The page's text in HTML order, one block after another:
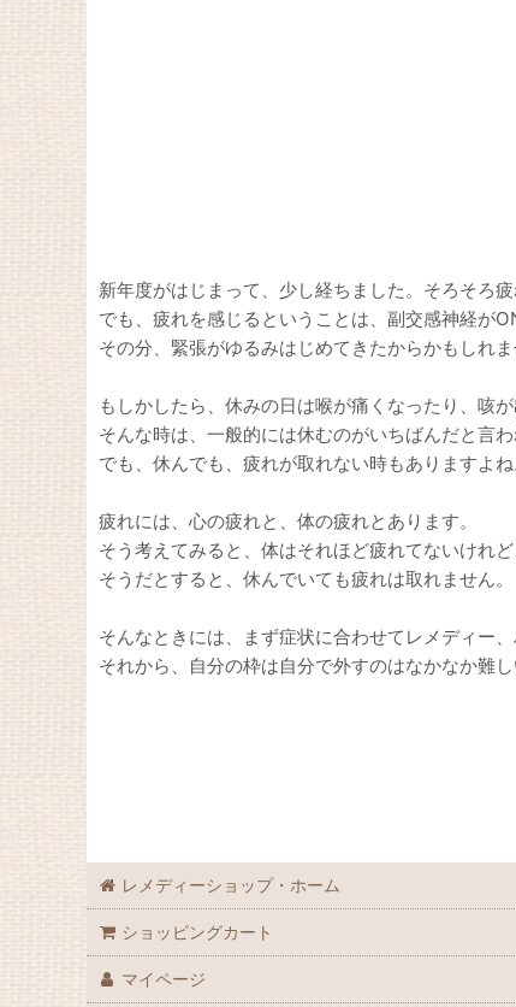
新年度がはじまって、少し経ちました。そろそろ
でも、疲れを感じるということは、副交感神経が
その分、緊張がゆるみはじめてきたからかもしれま
もしかしたら、休みの日は喉が痛くなったり、咳
そんな時は、一般的には休むのがいちばんだと言わ
でも、休んでも、疲れが取れない時もありますよね
疲れには、心の疲れと、体の疲れとあります。
そう考えてみると、体はそれほど疲れてないけれ
そうだとすると、休んでいても疲れは取れません。
そんなときには、まず症状に合わせてレメディー
それから、自分の枠は自分で外すのはなかなか難
レメディーショップ・ホーム
ショッピングカート
マイページ